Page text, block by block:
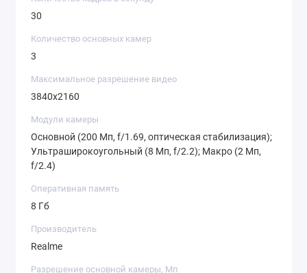
30
Количество основных камер
3
Максимальное разрешение видео
3840x2160
Модули камеры
Основной (200 Мп, f/1.69, оптическая стабилизация);
Ультраширокоугольный (8 Мп, f/2.2); Макро (2 Мп,
f/2.4)
Оперативная память
8 Гб
Производитель
Realme
Разрешение основной камеры, Мп